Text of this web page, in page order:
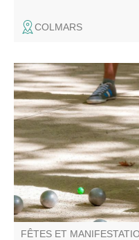
COLMARS
Fête patronale de
concours de boules,
FÊTES ET